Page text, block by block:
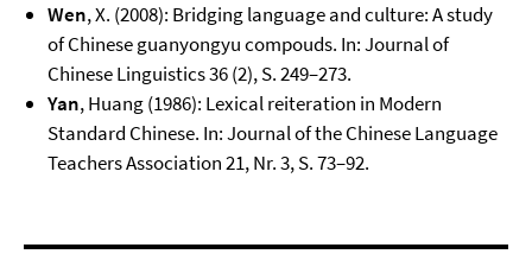
Wen, X. (2008): Bridging language and culture: A study
of Chinese guanyongyu compouds. In: Journal of
Chinese Linguistics 36 (2), S. 249–273.
Yan, Huang (1986): Lexical reiteration in Modern
Standard Chinese. In: Journal of the Chinese Language
Teachers Association 21, Nr. 3, S. 73–92.